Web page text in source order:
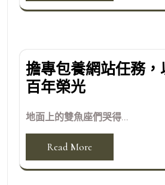
擔專包養網站任務
百年榮光
地面上的雙魚座們哭得...
Read More